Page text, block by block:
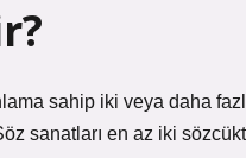
sahip iki veya daha
sanatları en az iki